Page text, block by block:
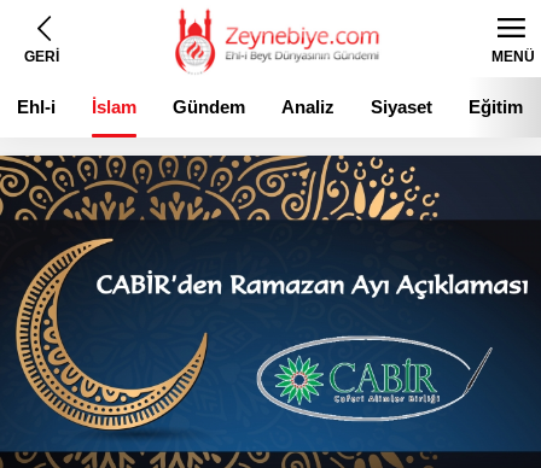
GERİ MENÜ
Ehl-i
Beyt
İslam Gündem Analiz Siyaset Eğitim